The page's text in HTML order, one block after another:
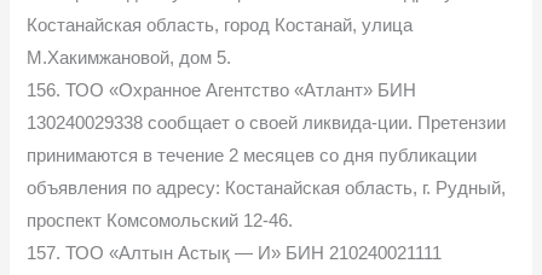
Костанайская область, город Костанай, улица
М.Хакимжановой, дом 5.
156. ТОО «Охранное Агентство «Атлант» БИН
130240029338 сообщает о своей ликвида-ции. Претензии
принимаются в течение 2 месяцев со дня публикации
объявления по адресу: Костанайская область, г. Рудный,
проспект Комсомольский 12-46.
157. ТОО «Алтын Астық — И» БИН 210240021111